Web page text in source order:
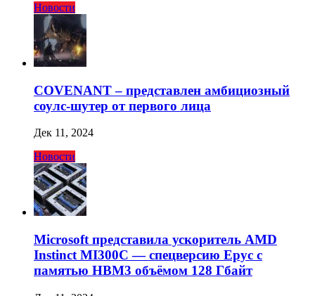
Новости
COVENANT – представлен амбициозный
соулс-шутер от первого лица
Дек 11, 2024
Новости
Microsoft представила ускоритель AMD
Instinct MI300C — спецверсию Epyc с
памятью HBM3 объёмом 128 Гбайт